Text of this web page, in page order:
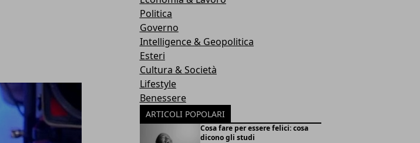
Politica
Governo
Intelligence & Geopolitica
Esteri
Cultura & Società
Lifestyle
Benessere
ARTICOLI POPOLARI
Cosa fare per essere felici: cosa
dicono gli studi